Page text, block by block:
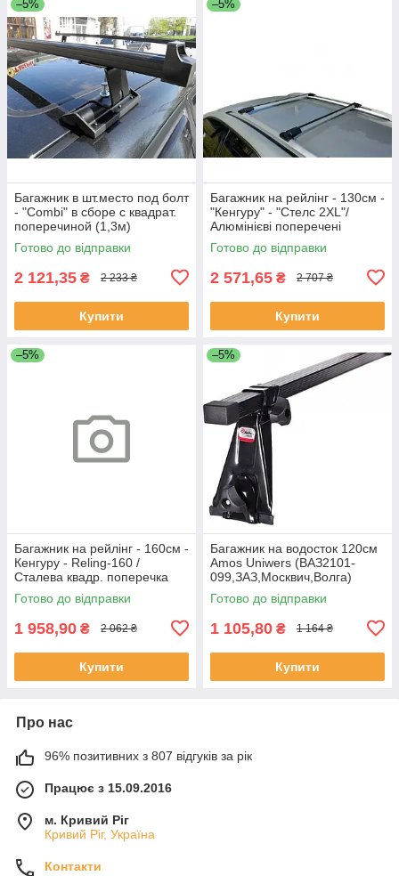
–5%
Багажник в шт.место под болт
- "Combi" в сборе с квадрат.
поперечиной (1,3м)
Готово до відправки
2 121,35 ₴ 2 233 ₴
Купити
–5%
Багажник на рейлінг - 130cм -
"Кенгуру" - "Стелс 2XL"/
Алюмінієві поперечені
Аеродинамічні
Готово до відправки
2 571,65 ₴ 2 707 ₴
Купити
–5%
Багажник на рейлінг - 160см -
Кенгуру - Reling-160 /
Сталева квадр. поперечка
Готово до відправки
1 958,90 ₴ 2 062 ₴
Купити
–5%
Багажник на водосток 120см
Amos Uniwers (ВАЗ2101-
099,ЗАЗ,Москвич,Волга)
Готово до відправки
1 105,80 ₴ 1 164 ₴
Купити
Про нас
96% позитивних з 807 відгуків за рік
Працює з 15.09.2016
м. Кривий Ріг
Кривий Ріг, Україна
Контакти